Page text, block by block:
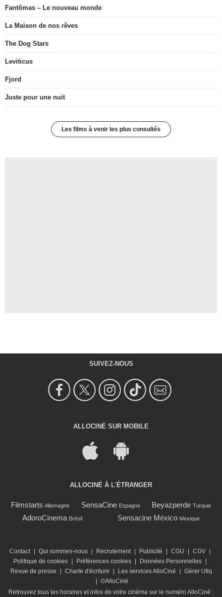
Fantômas – Le nouveau monde
La Maison de nos rêves
The Dog Stars
Leviticus
Fjord
Juste pour une nuit
Les films à venir les plus consultés
SUIVEZ-NOUS
ALLOCINÉ SUR MOBILE
ALLOCINÉ À L'ÉTRANGER
Filmstarts Allemagne SensaCine Espagne Beyazperde Turquie
AdoroCinema Brésil Sensacine México Mexique
Contact Qui sommes-nous Recrutement Publicité CGU CGV
Politique de cookies
Préférences cookies Données Personnelles
Revue de presse
Charte d'écriture Les services AlloCiné
Gérer Utiq
©AlloCiné
Retrouvez tous les horaires et infos de votre cinéma sur le numéro AlloCiné :